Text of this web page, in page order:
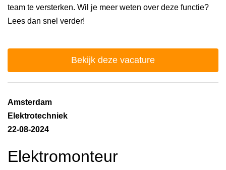
team te versterken. Wil je meer weten over deze functie?
Lees dan snel verder!
Bekijk deze vacature
Amsterdam
Elektrotechniek
22-08-2024
Elektromonteur